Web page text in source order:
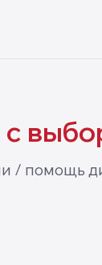
с
/ помощь